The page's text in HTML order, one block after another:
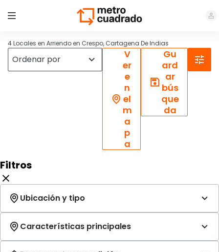
4 Locales en Arriendo en Crespo, Cartagena De Indias
V
er
e
n
el
m
a
p
a
Gu
ard
ar
bús
que
da
Filtros